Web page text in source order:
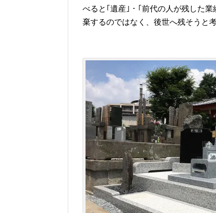
べると｢遺産｣・｢前代の人が残した
棄するのではなく、後世へ残そうと